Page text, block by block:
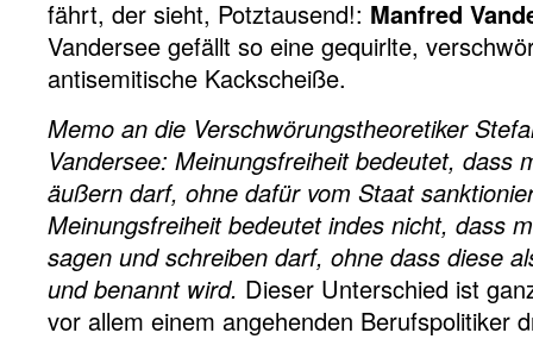
fährt, der sieht, Potztausend!: Manfred
Vandersee gefällt so eine gequirlte,
antisemitische Kackscheiße.
Memo an die Verschwörungstheoretiker
Vandersee: Meinungsfreiheit bedeutet, dass
äußern darf, ohne dafür vom Staat
Meinungsfreiheit bedeutet indes nicht, dass
sagen und schreiben darf, ohne dass diese
und benannt wird. Dieser Unterschied ist
vor allem einem angehenden Berufspolitiker